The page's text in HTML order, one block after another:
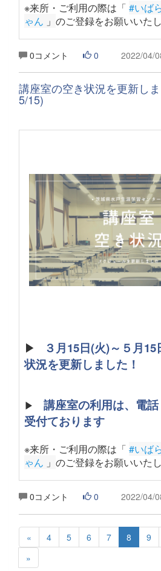
※来所・ご利用の際は「 #いば
ゃん 」 のご登録をお願いいたし
0コメント 0 2022/04/
講座室の空き状況を更新し
5/15)
▶
３月15日(火)～５月
状況を更新しました！
▶ 講座室の利用は、電
受付ております
※来所・ご利用の際は「 #いば
ゃん 」 のご登録をお願いいたし
0コメント 0 2022/04/
« 4 5 6 7 8 9
»